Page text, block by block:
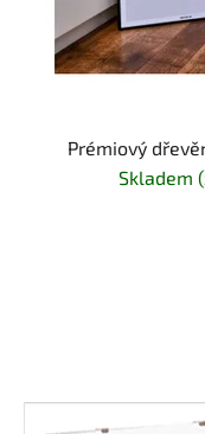
Prémiový
Skladem